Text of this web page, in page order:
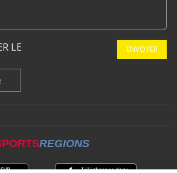
LE
ENVOYER
REGIONS